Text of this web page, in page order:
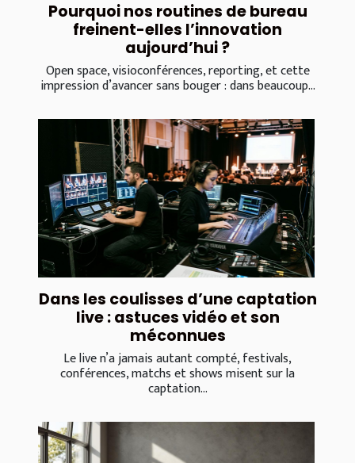
Pourquoi nos routines de bureau
freinent-elles l’innovation
aujourd’hui ?
Open space, visioconférences, reporting, et cette
impression d’avancer sans bouger : dans beaucoup...
Dans les coulisses d’une captation
live : astuces vidéo et son
méconnues
Le live n’a jamais autant compté, festivals,
conférences, matchs et shows misent sur la
captation...